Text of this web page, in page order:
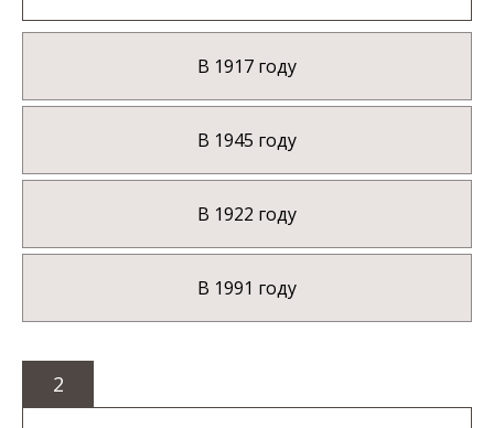
В 1917 году
В 1945 году
В 1922 году
В 1991 году
2